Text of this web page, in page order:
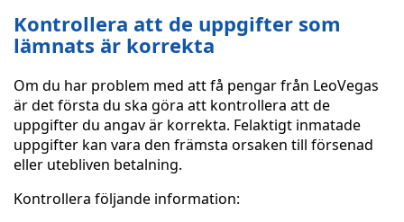
Kontrollera att de uppgifter som
lämnats är korrekta
Om du har problem med att få pengar från LeoVegas
är det första du ska göra att kontrollera att de
uppgifter du angav är korrekta. Felaktigt inmatade
uppgifter kan vara den främsta orsaken till försenad
eller utebliven betalning.
Kontrollera följande information: